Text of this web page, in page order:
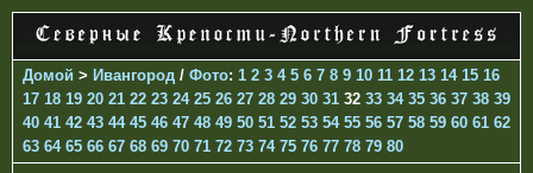
Домой > Ивангород / Фото: 1 2 3 4 5 6 7 8 9 10 11 12 13 14 15 16
17 18 19 20 21 22 23 24 25 26 27 28 29 30 31 32 33 34 35 36 37 38 39
40 41 42 43 44 45 46 47 48 49 50 51 52 53 54 55 56 57 58 59 60 61 62
63 64 65 66 67 68 69 70 71 72 73 74 75 76 77 78 79 80